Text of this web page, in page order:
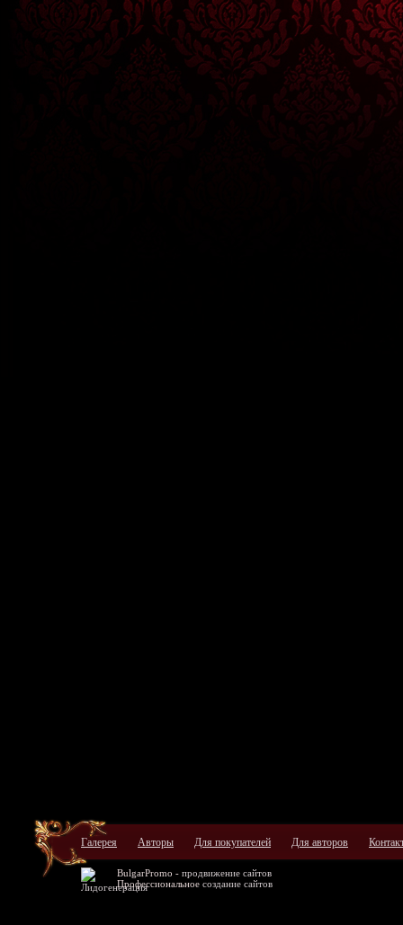
Галерея Авторы Для покупателей Для авторов
BulgarPromo - продвижение сайтов
Профессиональное создание сайтов